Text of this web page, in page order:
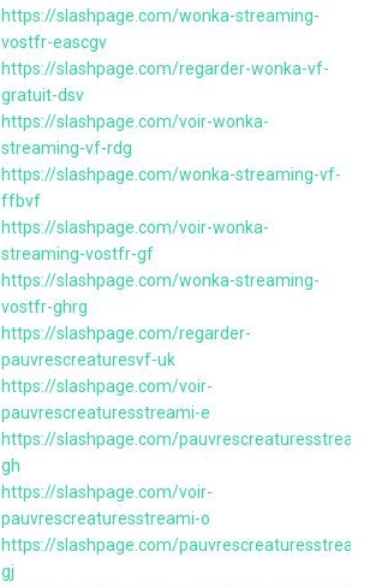
https://slashpage.com/wonka-streaming-
vostfr-eascgv
https://slashpage.com/regarder-wonka-vf-
gratuit-dsv
https://slashpage.com/voir-wonka-
streaming-vf-rdg
https://slashpage.com/wonka-streaming-vf-
ffbvf
https://slashpage.com/voir-wonka-
streaming-vostfr-gf
https://slashpage.com/wonka-streaming-
vostfr-ghrg
https://slashpage.com/regarder-
pauvrescreaturesvf-uk
https://slashpage.com/voir-
pauvrescreaturesstreami-e
https://slashpage.com/
gh
https://slashpage.com/voir-
pauvrescreaturesstreami-o
https://slashpage.com/
gj